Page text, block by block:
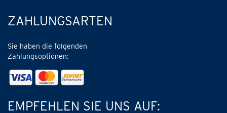
ZAHLUNGSARTEN
Sie haben die folgenden
Zahlungsoptionen:
EMPFEHLEN SIE UNS AUF: